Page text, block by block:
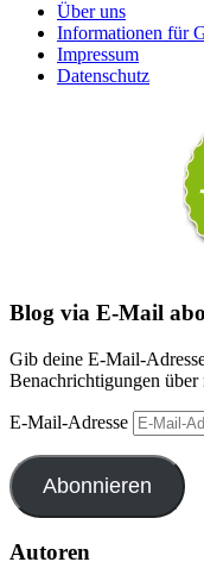
Über uns
Informationen für
Impressum
Datenschutz
Blog via E-Mail
Gib deine E-Mail-
Benachrichtigungen
E-Mail-Adresse
Abonnieren
Autoren